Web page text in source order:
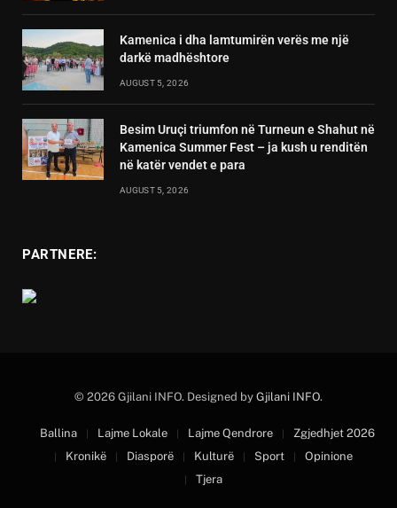
Kamenica i dha lamtumirën verës me një
darkë madhështore
AUGUST 5, 2026
Besim Uruçi triumfon në Turneun e Shahut në
Kamenica Summer Fest – ja kush u renditën
në katër vendet e para
AUGUST 5, 2026
PARTNERE:
© 2026 Gjilani INFO. Designed by Gjilani INFO.
Ballina Lajme Lokale Lajme Qendrore
Zgjedhjet 2026
Kronikë
Diasporë Kulturë Sport
Opinione
Tjera